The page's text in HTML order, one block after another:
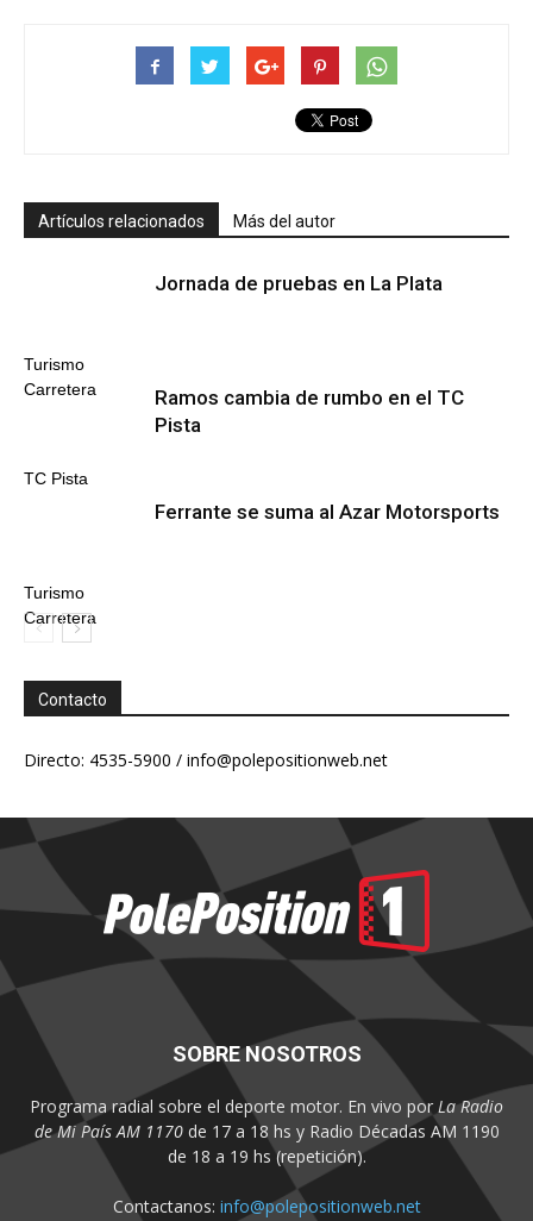
Artículos relacionados Más del autor
Turismo
Carretera
Jornada de pruebas en La Plata
TC Pista
Ramos cambia de rumbo en el TC
Pista
Turismo
Carretera
Ferrante se suma al Azar Motorsports
Contacto
Directo: 4535-5900 / info@polepositionweb.net
SOBRE NOSOTROS
Programa radial sobre el deporte motor. En vivo por La Radio
de Mi País AM 1170de 17 a 18 hs y Radio Décadas AM 1190
de 18 a 19 hs (repetición).
Contactanos: info@polepositionweb.net